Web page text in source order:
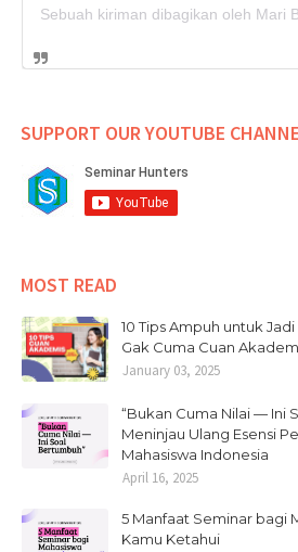
SUPPORT OUR YOUTUBE
MOST READ
10 Tips Ampuh untuk
Gak Cuma Cuan
January 03, 2025
“Bukan Cuma Nilai — Ini
Meninjau Ulang Esensi
Mahasiswa Indonesia
April 16, 2025
5 Manfaat Seminar bagi
Kamu Ketahui